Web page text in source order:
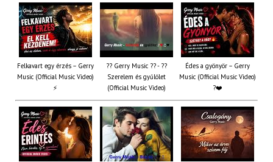
Felkavart egy érzés – Gerry
Music (Official Music Video)
⚡
?? Gerry Music ?? - ??
Szerelem és gyűlölet
(Official Music Video)
Édes a gyönyör – Gerry
Music (Official Music Video)
?❤️